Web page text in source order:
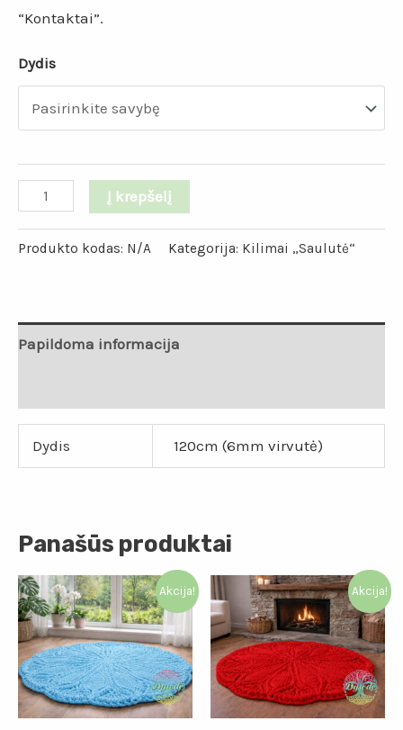
“Kontaktai”.
Dydis
Į krepšelį
Produkto kodas: N/A Kategorija: Kilimai „Saulutė“
Papildoma informacija
Dydis 120cm (6mm virvutė)
Panašūs produktai
Akcija! Akcija!